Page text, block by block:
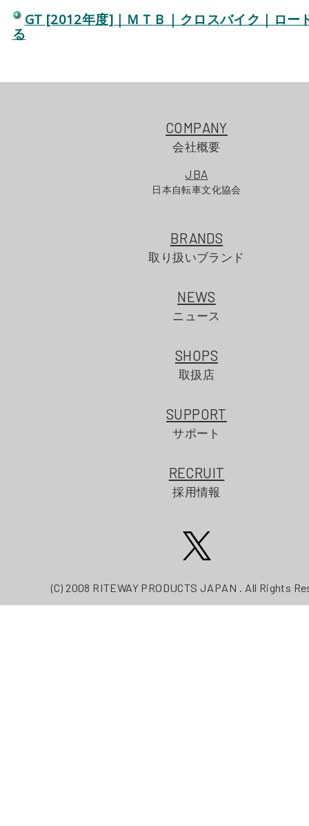
GT [2012年度]｜ＭＴＢ｜クロスバイク｜ロー
る
COMPANY
会社概要
JBA
日本自転車文化協会
BRANDS
取り扱いブランド
NEWS
ニュース
SHOPS
取扱店
SUPPORT
サポート
RECRUIT
採用情報
(C) 2008 RITEWAY PRODUCTS JAPAN . All Rights